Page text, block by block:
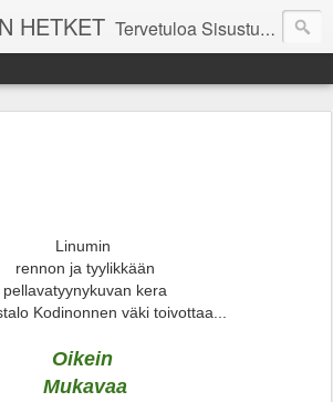
HETKET Tervetuloa Sisustustalo Kodinonnen "kuulumisia Kodinonnesta" -sivuille. Näillä sivuilla kerromme ajankohtaisia asioita myymälämme tapahtumista. Toivottavasti viihdyt seurassamme!
Linumin
rennon ja tyylikkään
pellavatyynykuvan kera
Kodinonnen väki toivottaa...
Oikein
Mukavaa